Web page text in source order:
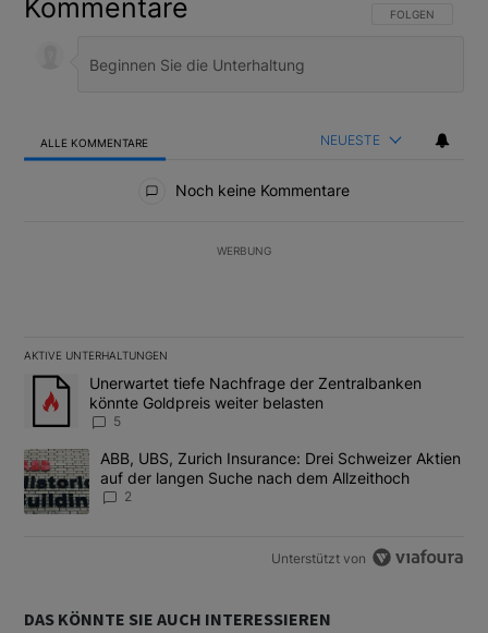
Kommentare FOLGE DIESER
FOLGEN
ALLE KOMMENTARE NEUESTE
Noch keine Kommentare
WERBUNG
AKTIVE UNTERHALTUNGEN
Das Folgende ist eine Liste der am meisten kommentierten
Ein Trendartikel mit dem Titel "Unerwartet tiefe Nachfrage der
Unerwartet tiefe Nachfrage der Zentralbanken
könnte Goldpreis weiter belasten
5
Ein Trendartikel mit dem Titel "ABB, UBS, Zurich Insurance:
ABB, UBS, Zurich Insurance: Drei Schweizer Aktien
auf der langen Suche nach dem Allzeithoch
2
Unterstützt von
DAS KÖNNTE SIE AUCH INTERESSIEREN